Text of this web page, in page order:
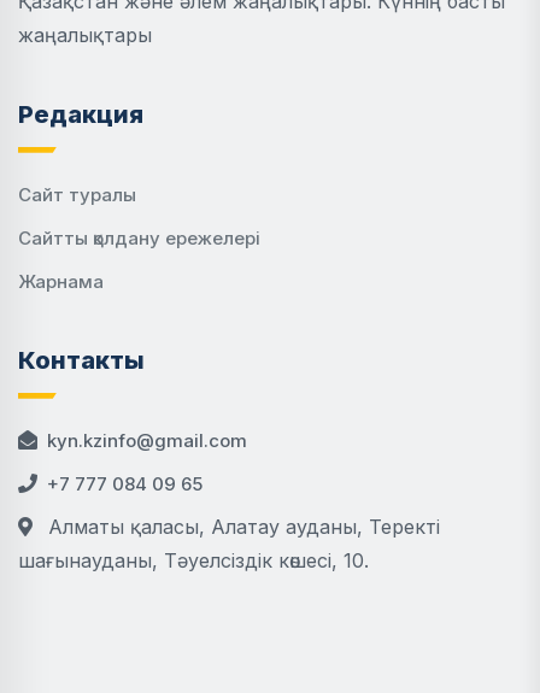
жаңалықтары
Редакция
Сайт туралы
Сайтты қолдану ережелері
Жарнама
Контакты
kyn.kzinfo@gmail.com
+7 777 084 09 65
Алматы қаласы, Алатау ауданы, Теректі
шағынауданы, Тәуелсіздік көшесі, 10.